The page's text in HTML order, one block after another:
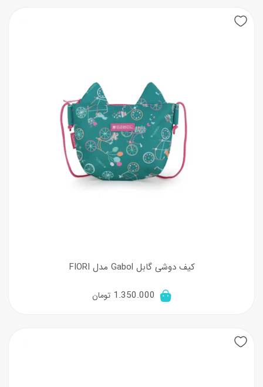
کیف دوشی گابل Gabol مدل FIORI
1.350.000 تومان